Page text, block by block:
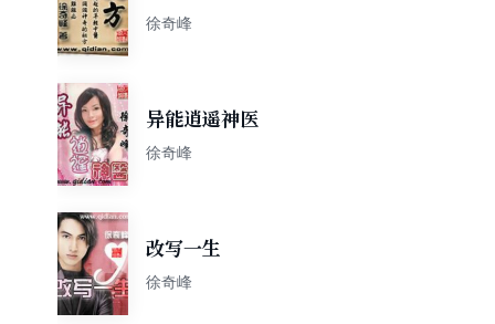
徐奇峰
异能逍遥神医
徐奇峰
改写一生
徐奇峰